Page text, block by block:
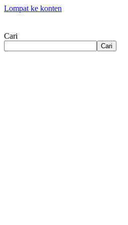
Lompat ke konten
Cari
Cari